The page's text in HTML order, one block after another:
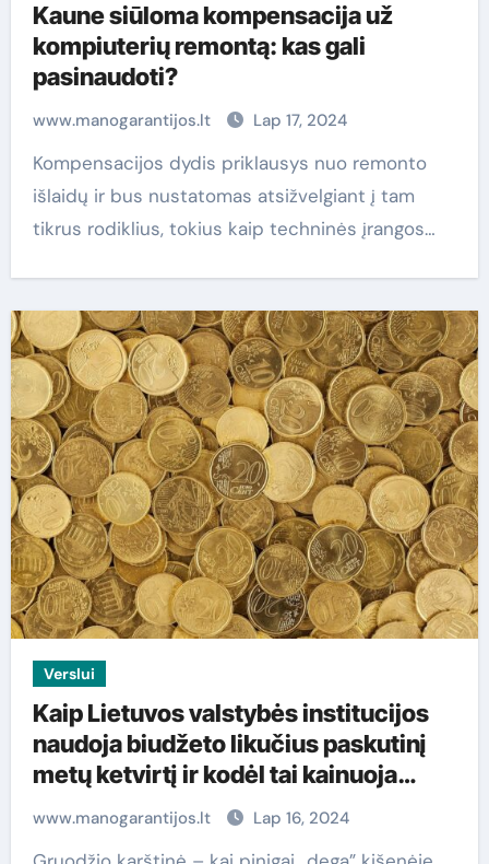
Kaune siūloma kompensacija už
kompiuterių remontą: kas gali
pasinaudoti?
www.manogarantijos.lt Lap 17, 2024
Kompensacijos dydis priklausys nuo remonto
išlaidų ir bus nustatomas atsižvelgiant į tam
tikrus rodiklius, tokius kaip techninės įrangos…
Verslui
Kaip Lietuvos valstybės institucijos
naudoja biudžeto likučius paskutinį
metų ketvirtį ir kodėl tai kainuoja
mokesčių mokėtojams milijonus
www.manogarantijos.lt Lap 16, 2024